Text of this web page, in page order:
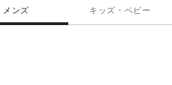
メンズ キッズ・ベビー